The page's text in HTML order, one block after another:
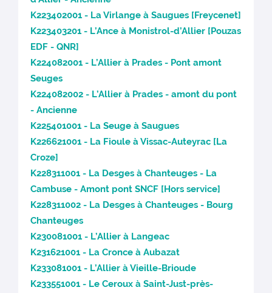
K223402001 - La Virlange à Saugues [Freycenet]
K223403201 - L’Ance à Monistrol-d’Allier [Pouzas
EDF - QNR]
K224082001 - L’Allier à Prades - Pont amont
Seuges
K224082002 - L’Allier à Prades - amont du pont
- Ancienne
K225401001 - La Seuge à Saugues
K226621001 - La Fioule à Vissac-Auteyrac [La
Croze]
K228311001 - La Desges à Chanteuges - La
Cambuse - Amont pont SNCF [Hors service]
K228311002 - La Desges à Chanteuges - Bourg
Chanteuges
K230081001 - L’Allier à Langeac
K231621001 - La Cronce à Aubazat
K233081001 - L’Allier à Vieille-Brioude
K233551001 - Le Ceroux à Saint-Just-près-